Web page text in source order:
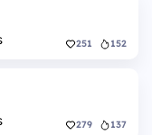
251 152
279 137